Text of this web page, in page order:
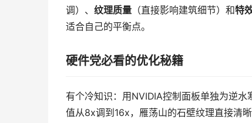
调）、 纹理质量 （直接影响建筑细节）和特
适合自己的平衡点。
硬件党必看的优化秘籍
有个冷知识：用NVIDIA控制面板单独为逆水
值从8x调到16x，雁荡山的石壁纹理直接清